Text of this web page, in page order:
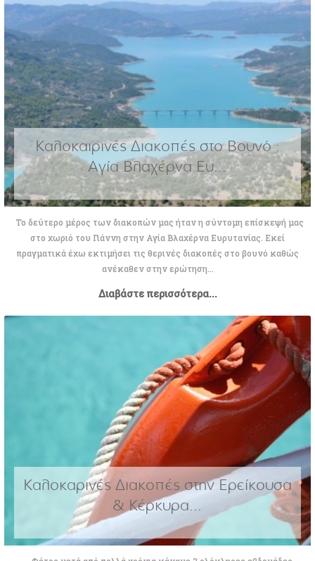
Καλοκαιρινές Διακοπές στο Βουνό :
Αγία Βλαχέρνα Ευ...
Το δεύτερο μέρος των διακοπών μας ήταν η σύντομη επίσκεψή μας
στο χωριό του Γιάννη στην Αγία Βλαχέρνα Ευρυτανίας. Εκεί
πραγματικά έχω εκτιμήσει τις θερινές διακοπές στο βουνό καθώς
ανέκαθεν στην ερώτηση...
Διαβάστε περισσότερα...
Καλοκαρινές Διακοπές στην Ερείκουσα
& Κέρκυρα...